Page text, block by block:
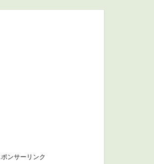
ポンサーリンク